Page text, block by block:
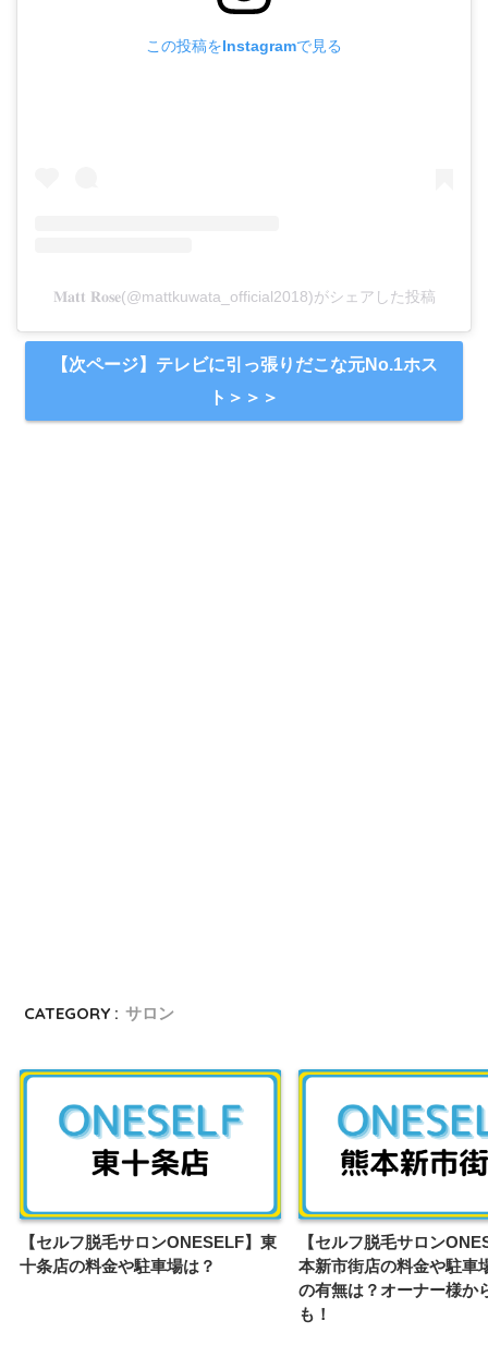
この投稿をInstagramで見る
𝐌𝐚𝐭𝐭 𝐑𝐨𝐬𝐞(@mattkuwata_official2018)がシェアした投稿
【次ページ】テレビに引っ張りだこな元No.1ホス
ト＞＞＞
CATEGORY : サロン
【セルフ脱毛サロンONESELF】東
十条店の料金や駐車場は？
【セルフ脱毛サロン
本新市街店の料金や駐車
の有無は？オーナー様か
も！